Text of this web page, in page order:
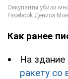
Как ранее
На здание
ракету со